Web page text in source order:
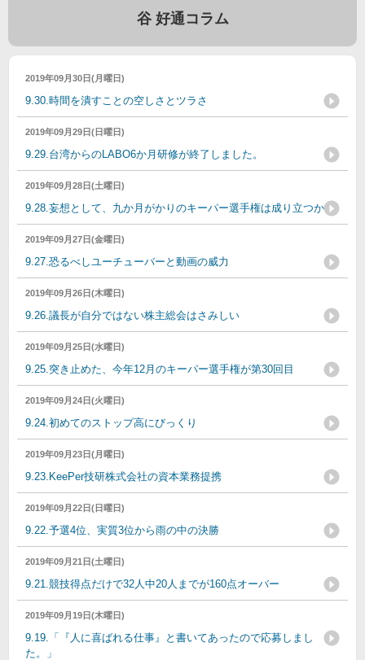
谷 好通コラム
2019年09月30日(月曜日)
9.30.時間を潰すことの空しさとツラさ
2019年09月29日(日曜日)
9.29.台湾からのLABO6か月研修が終了しました。
2019年09月28日(土曜日)
9.28.妄想として、九か月がかりのキーパー選手権は成り立つか
2019年09月27日(金曜日)
9.27.恐るべしユーチューバーと動画の威力
2019年09月26日(木曜日)
9.26.議長が自分ではない株主総会はさみしい
2019年09月25日(水曜日)
9.25.突き止めた、今年12月のキーパー選手権が第30回目
2019年09月24日(火曜日)
9.24.初めてのストップ高にびっくり
2019年09月23日(月曜日)
9.23.KeePer技研株式会社の資本業務提携
2019年09月22日(日曜日)
9.22.予選4位、実質3位から雨の中の決勝
2019年09月21日(土曜日)
9.21.競技得点だけで32人中20人までが160点オーバー
2019年09月19日(木曜日)
9.19.「『人に喜ばれる仕事』と書いてあったので応募しまし
た。」